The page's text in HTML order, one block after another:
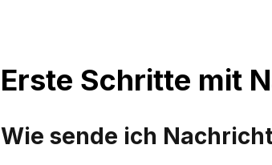
Erste Schritte mit
Wie sende ich